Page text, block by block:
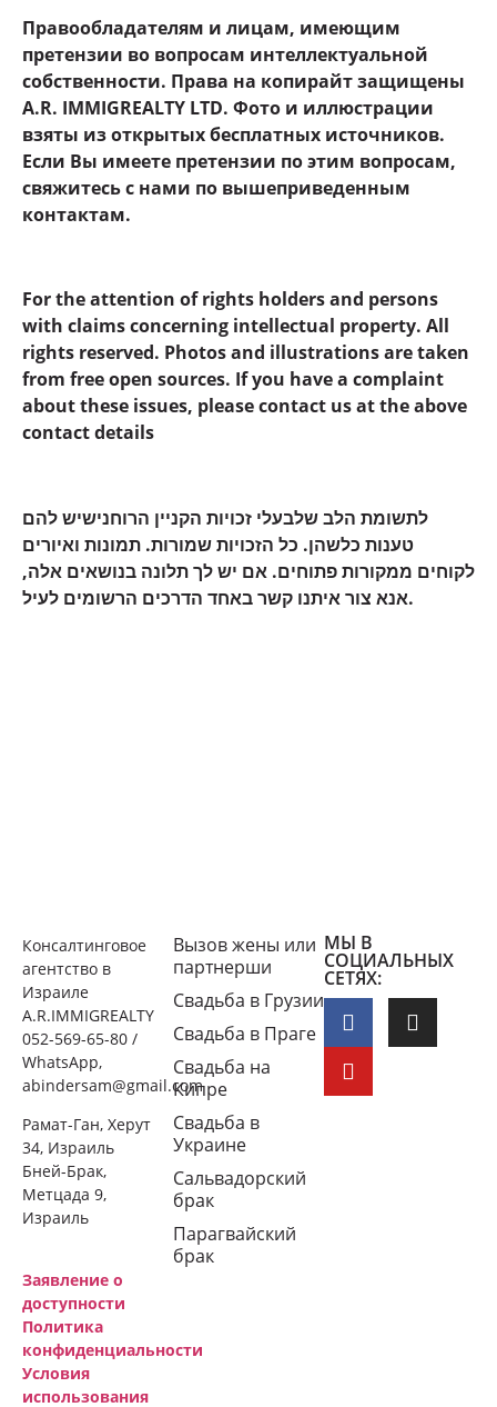
Правообладателям и лицам, имеющим
претензии во вопросам интеллектуальной
собственности. Права на копирайт защищены
A.R. IMMIGREALTY LTD. Фото и иллюстрации
взяты из открытых бесплатных источников.
Если Вы имеете претензии по этим вопросам,
свяжитесь с нами по вышеприведенным
контактам.
For the attention of rights holders and persons
with claims concerning intellectual property. All
rights reserved. Photos and illustrations are taken
from free open sources. If you have a complaint
about these issues, please contact us at the above
contact details
לתשומת הלב שלבעלי זכויות הקניין הרוחנישיש להם
טענות כלשהן. כל הזכויות שמורות. תמונות ואיורים
לקוחים ממקורות פתוחים. אם יש לך תלונה בנושאים אלה,
אנא צור איתנו קשר באחד הדרכים הרשומים לעיל.
Консалтинговое
агентство в
Израиле
A.R.IMMIGREALTY
052-569-65-80 /
WhatsApp,
abindersam@gmail.com
Рамат-Ган, Херут
34, Израиль
Бней-Брак,
Метцада 9,
Израиль
Заявление о
доступности
Политика
конфиденциальности
Условия
использования
Вызов жены или
партнерши
Свадьба в Грузии
Свадьба в Праге
Свадьба на
Кипре
Свадьба в
Украине
Сальвадорский
брак
Парагвайский
брак
МЫ В
СОЦИАЛЬНЫХ
СЕТЯХ: